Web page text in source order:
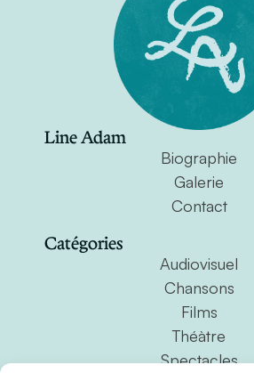
Line Adam
Biographie
Galerie
Contact
Catégories
Audiovisuel
Chansons
Films
Théàtre
Spectacles